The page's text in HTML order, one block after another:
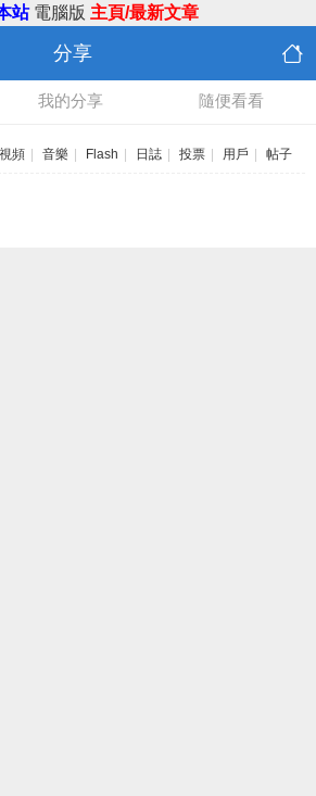
站 電腦版 主頁/最新文章
分享
我的分享 隨便看看
視頻 音樂 Flash 日誌 投票 用戶 帖子